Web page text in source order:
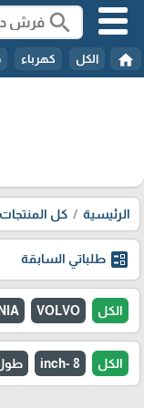
search
home الكل كهرباء
الرئيسية كل المنتجات
ballot طلباتي السابقة
الكل VOLVO
الكل 8 -inch طول 114سم عرض